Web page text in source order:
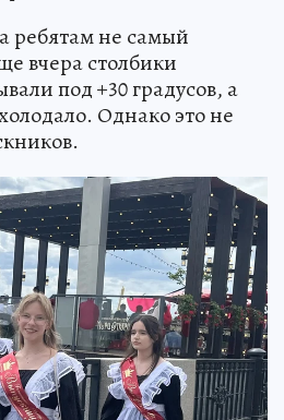
ребятам не самый
вчера столбики
под +30 градусов, а
Однако это не